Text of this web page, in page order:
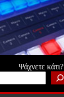
Ψάχνετε κάτι?